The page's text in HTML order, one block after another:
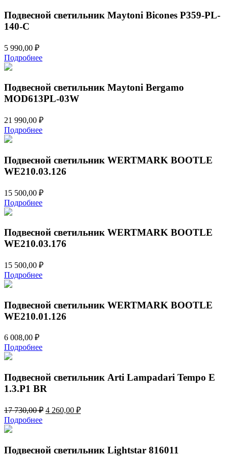
Подвесной светильник Maytoni Bicones P359-PL-
140-C
5 990,00 ₽
Подробнее
Подвесной светильник Maytoni Bergamo
MOD613PL-03W
21 990,00 ₽
Подробнее
Подвесной светильник WERTMARK BOOTLE
WE210.03.126
15 500,00 ₽
Подробнее
Подвесной светильник WERTMARK BOOTLE
WE210.03.176
15 500,00 ₽
Подробнее
Подвесной светильник WERTMARK BOOTLE
WE210.01.126
6 008,00 ₽
Подробнее
Подвесной светильник Arti Lampadari Tempo E
1.3.P1 BR
17 730,00₽ Первоначальная
730,00 ₽.
4 260,00 ₽Текущая
Подробнее
Подвесной светильник Lightstar 816011